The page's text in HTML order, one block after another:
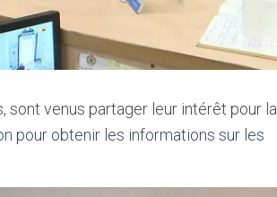
sont venus partager leur intérêt pour la
pour obtenir les informations sur les